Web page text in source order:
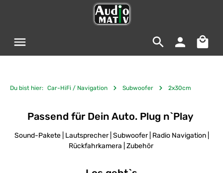
Du bist hier: Car-HiFi / Navigation Subwoofer 2x30cm
Passend für Dein Auto. Plug n`Play
Sound-Pakete | Lautsprecher | Subwoofer | Radio Navigation |
Rückfahrkamera | Zubehör